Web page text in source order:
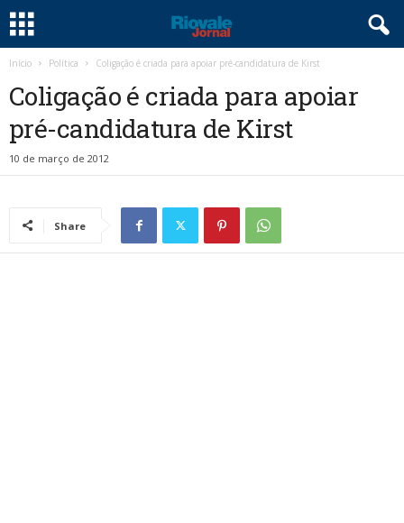
Início Política Coligação é criada para apoiar pré-candidatura de Kirst
Coligação é criada para apoiar
pré-candidatura de Kirst
10 de março de 2012
Share